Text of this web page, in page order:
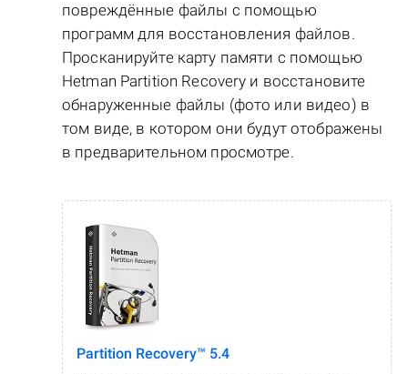
повреждённые файлы с помощью
программ для восстановления файлов.
Просканируйте карту памяти с помощью
Hetman Partition Recovery и восстановите
обнаруженные файлы (фото или видео) в
том виде, в котором они будут отображены
в предварительном просмотре.
Partition Recovery™ 5.4